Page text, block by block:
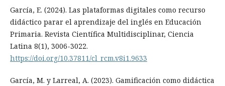
García, E. (2024). Las plataformas digitales como recurso
didáctico parar el aprendizaje del inglés en Educación
Primaria. Revista Científica Multidisciplinar, Ciencia
Latina 8(1), 3006-3022.
https://doi.org/10.37811/cl_rcm.v8i1.9633
García, M. y Larreal, A. (2023). Gamificación como didáctica